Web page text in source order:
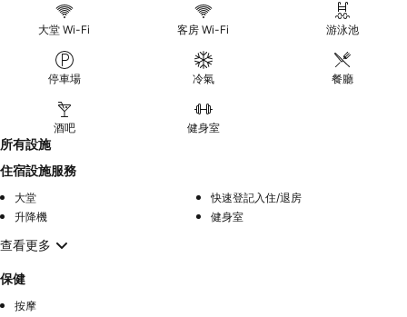
大堂 Wi-Fi 客房 Wi-Fi 游泳池
停車場 冷氣 餐廳
酒吧 健身室
所有設施
住宿設施服務
大堂
快速登記入住/退房
升降機
健身室
查看更多
保健
按摩